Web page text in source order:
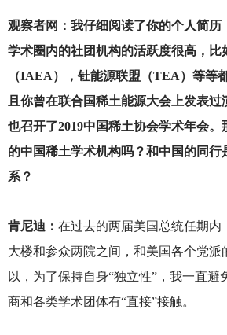
观察者网：我仔细阅读了你的个人简历
学术圈内的社团机构的活跃度很高，比
（IAEA），钍能源联盟（TEA）等等
且你曾在联合国稀土能源大会上发表
也召开了2019中国稀土协会学术年会。
的中国稀土学术机构吗？和中国的同行
系？
肯尼迪： 在过去的两届美国总统任期内
大楼和参众两院之间，和美国各个党派
以，为了保持自身“独立性”，我一直避
商和各类学术团体有“直接”接触。